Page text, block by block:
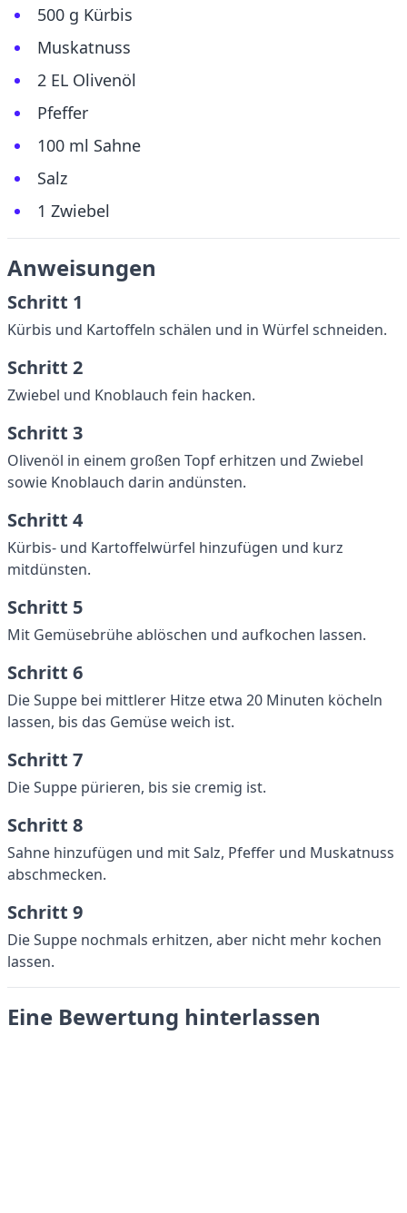
500 g Kürbis
Muskatnuss
2 EL Olivenöl
Pfeffer
100 ml Sahne
Salz
1 Zwiebel
Anweisungen
Schritt 1
Kürbis und Kartoffeln schälen und in Würfel schneiden.
Schritt 2
Zwiebel und Knoblauch fein hacken.
Schritt 3
Olivenöl in einem großen Topf erhitzen und Zwiebel
sowie Knoblauch darin andünsten.
Schritt 4
Kürbis- und Kartoffelwürfel hinzufügen und kurz
mitdünsten.
Schritt 5
Mit Gemüsebrühe ablöschen und aufkochen lassen.
Schritt 6
Die Suppe bei mittlerer Hitze etwa 20 Minuten köcheln
lassen, bis das Gemüse weich ist.
Schritt 7
Die Suppe pürieren, bis sie cremig ist.
Schritt 8
Sahne hinzufügen und mit Salz, Pfeffer und Muskatnuss
abschmecken.
Schritt 9
Die Suppe nochmals erhitzen, aber nicht mehr kochen
lassen.
Eine Bewertung hinterlassen